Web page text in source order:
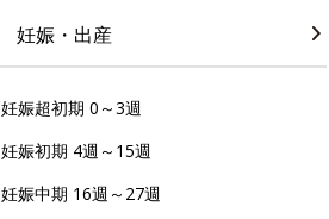
妊娠・出産
妊娠超初期 0～3週
妊娠初期 4週～15週
妊娠中期 16週～27週